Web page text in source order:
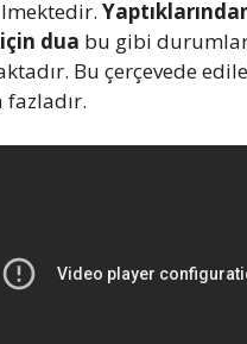
dua bu gibi
Bu çerçevede